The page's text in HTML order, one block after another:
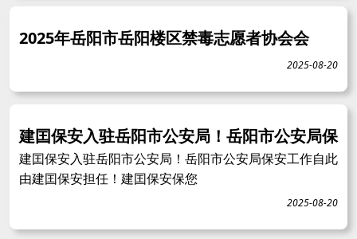
2025年岳阳市岳阳楼区禁毒志愿者协会会
2025-08-20
建囯保安入驻岳阳市公安局！岳阳市公安局保
建囯保安入驻岳阳市公安局！岳阳市公安局保安工作自此
由建囯保安担任！建囯保安保您
2025-08-20